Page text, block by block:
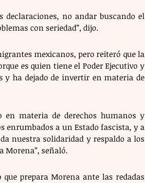
declaraciones, no andar buscando el
con seriedad”, dijo.
mexicanos, pero reiteró que la
es quien tiene el Poder Ejecutivo y
y ha dejado de invertir en materia de
en materia de derechos humanos y
enrumbados a un Estado fascista, y a
nuestra solidaridad y respaldo a los
Morena”, señaló.
prepara Morena ante las redadas